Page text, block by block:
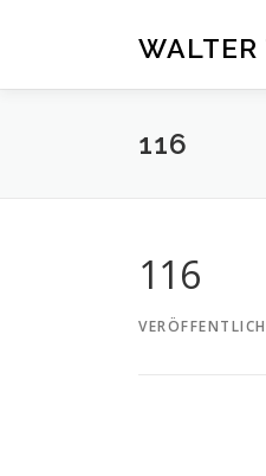
WALTER
116
116